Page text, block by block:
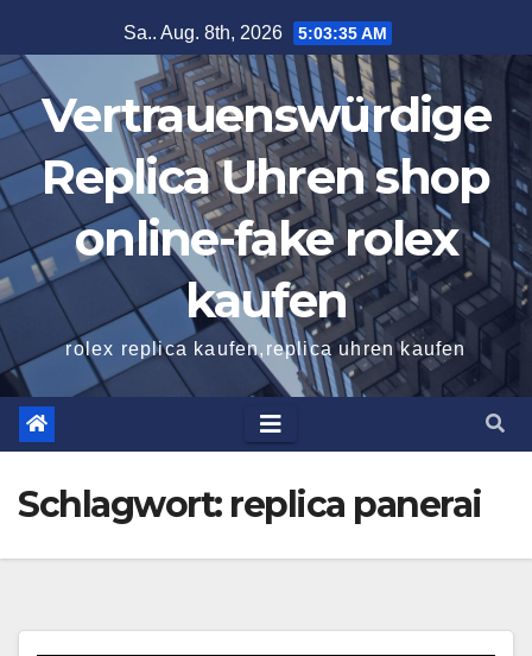
Inhalt
springen
Sa.. Aug. 8th, 2026 5:03:36 AM
Vertrauenswürdige
Replica Uhren shop
online-fake rolex
kaufen
rolex replica kaufen,replica uhren kaufen
Schlagwort: replica panerai